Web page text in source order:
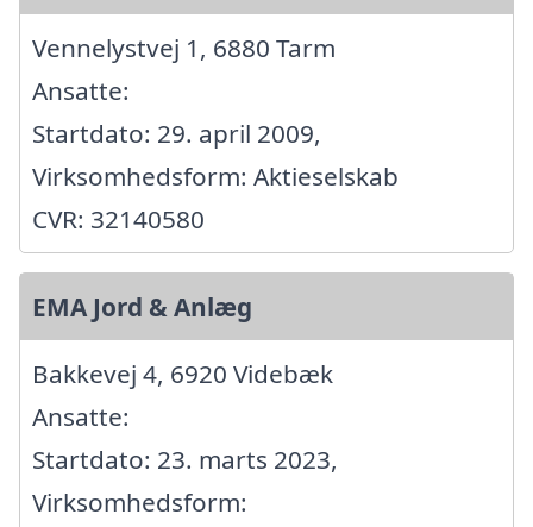
Vennelystvej 1, 6880 Tarm
Ansatte:
Startdato: 29. april 2009,
Virksomhedsform: Aktieselskab
CVR: 32140580
EMA Jord & Anlæg
Bakkevej 4, 6920 Videbæk
Ansatte:
Startdato: 23. marts 2023,
Virksomhedsform: